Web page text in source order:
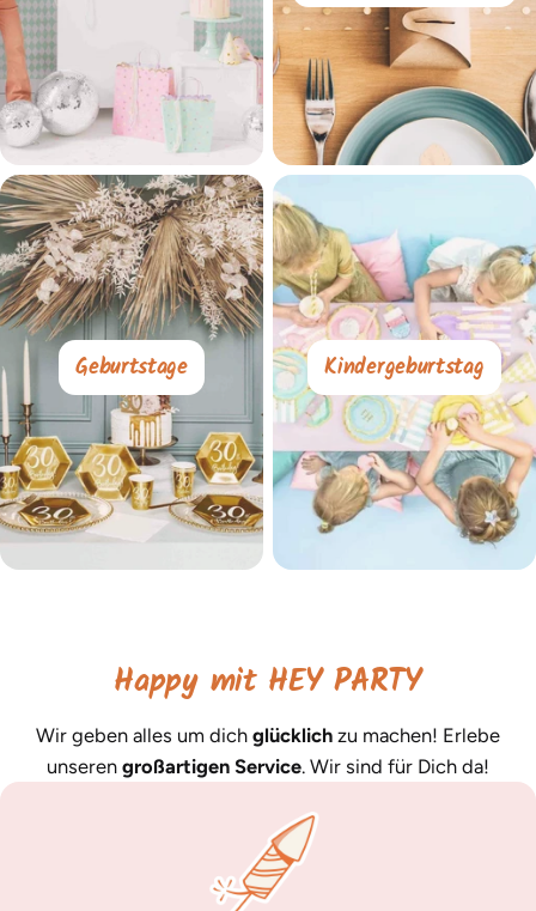
Geburtstage Kindergeburtstag
Happy mit HEY PARTY
Wir geben alles um dich glücklich zu machen! Erlebe
unseren großartigen Service. Wir sind für Dich da!